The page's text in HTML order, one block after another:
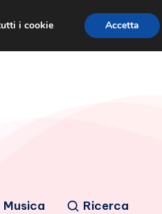
Ricerca
i cookie
Accetta